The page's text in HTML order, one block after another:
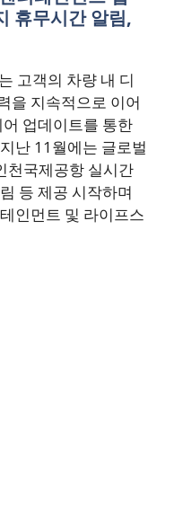
휴무시간 알림,
고객의 차량 내 디
을 지속적으로 이어
업데이트를 통한
난 11월에는 글로벌
천국제공항 실시간
등 제공 시작하며
인먼트 및 라이프스